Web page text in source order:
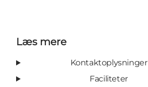
Læs mere
Kontaktoplysninger
Faciliteter